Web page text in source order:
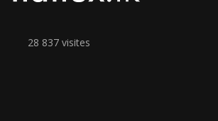
28 837 visites